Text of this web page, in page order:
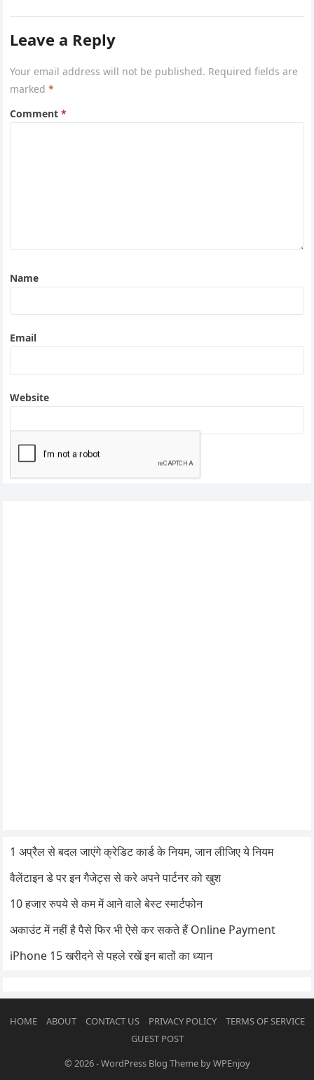
Leave a Reply
Your email address will not be published. Required fields are
marked*
Comment*
Name
Email
Website
1 अप्रैल से बदल जाएंगे क्रेडिट कार्ड के नियम, जान लीजिए ये नियम
वैलेंटाइन डे पर इन गैजेट्स से करे अपने पार्टनर को खुश
10 हजार रुपये से कम में आने वाले बेस्ट स्मार्टफोन
अकाउंट में नहीं है पैसे फिर भी ऐसे कर सकते हैं Online Payment
iPhone 15 खरीदने से पहले रखें इन बातों का ध्यान
HOME ABOUT CONTACT US PRIVACY POLICY
TERMS OF SERVICE
GUEST POST
© 2026-WordPress Blog ThemebyWPEnjoy